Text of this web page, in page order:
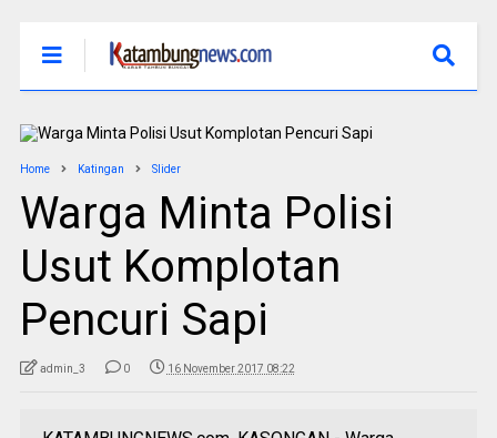
Home Katingan Slider
Warga Minta Polisi
Usut Komplotan
Pencuri Sapi
admin_3 0 16 November 2017 08:22